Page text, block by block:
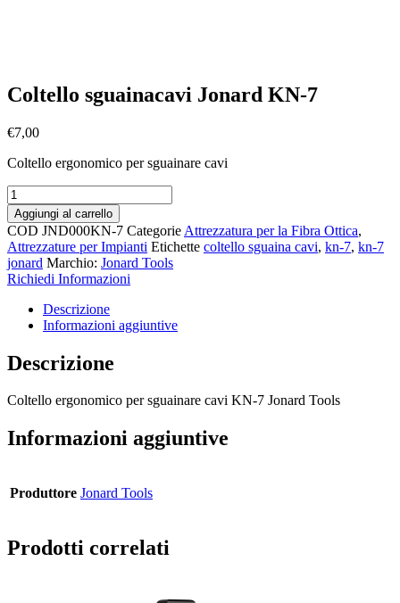
Coltello sguainacavi Jonard KN-7
€7,00
Coltello ergonomico per sguainare cavi
Coltello
sguainacavi
Jonard
KN-
7
quantità
Aggiungi al carrello
COD JND000KN-7 Categorie Attrezzatura per la Fibra Ottica,
Attrezzature per Impianti Etichette coltello sguaina cavi, kn-7, kn-7
jonard Marchio: Jonard Tools
Richiedi Informazioni
Descrizione
Informazioni aggiuntive
Descrizione
Coltello ergonomico per sguainare cavi KN-7 Jonard Tools
Informazioni aggiuntive
Produttore Jonard Tools
Prodotti correlati